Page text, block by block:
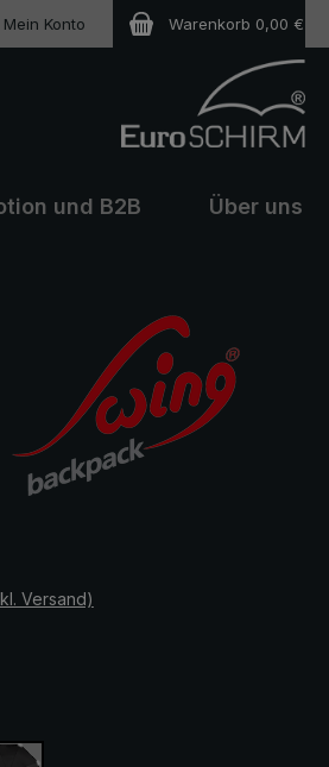
auf dem Merkzettel
Mein Konto Warenkorb 0,00 €
und B2B Über uns
Versand)